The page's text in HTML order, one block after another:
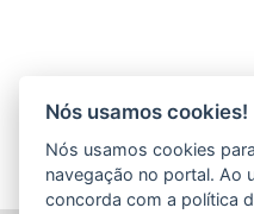
Nós usamos cookies!
Nós usamos cookies
navegação no portal. Ao
concorda com a política